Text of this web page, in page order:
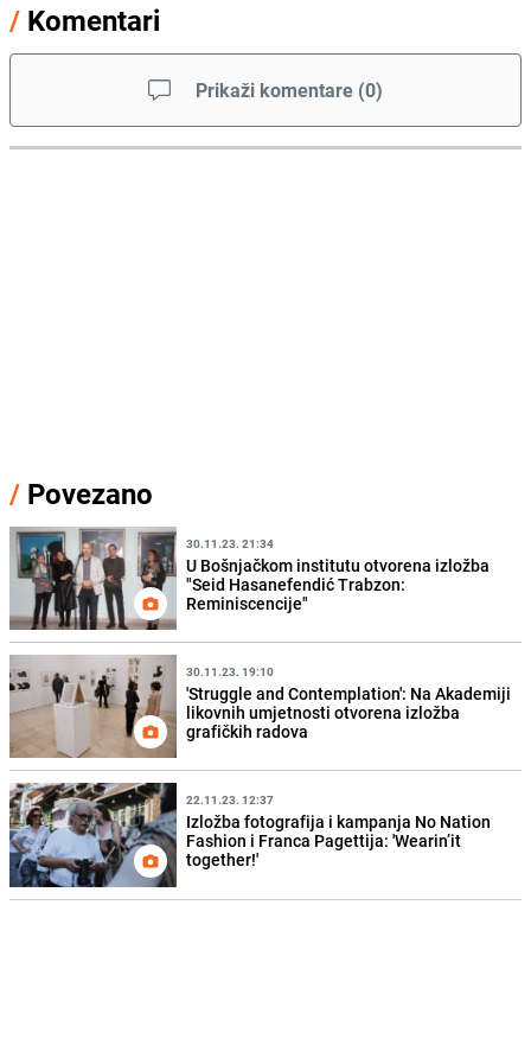
/ Komentari
Prikaži komentare (0)
/ Povezano
30.11.23. 21:34
U Bošnjačkom institutu otvorena izložba
"Seid Hasanefendić Trabzon:
Reminiscencije"
30.11.23. 19:10
'Struggle and Contemplation': Na Akademiji
likovnih umjetnosti otvorena izložba
grafičkih radova
22.11.23. 12:37
Izložba fotografija i kampanja No Nation
Fashion i Franca Pagettija: 'Wearin’it
together!'